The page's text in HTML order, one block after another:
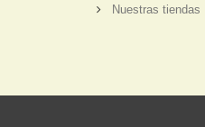
Nuestras tiendas